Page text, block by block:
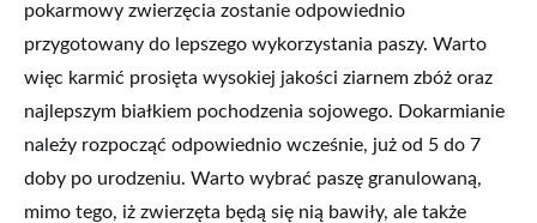
pokarmowy zwierzęcia zostanie odpowiednio
przygotowany do lepszego wykorzystania paszy. Warto
więc karmić prosięta wysokiej jakości ziarnem zbóż oraz
najlepszym białkiem pochodzenia sojowego. Dokarmianie
należy rozpocząć odpowiednio wcześnie, już od 5 do 7
doby po urodzeniu. Warto wybrać paszę granulowaną,
mimo tego, iż zwierzęta będą się nią bawiły, ale także